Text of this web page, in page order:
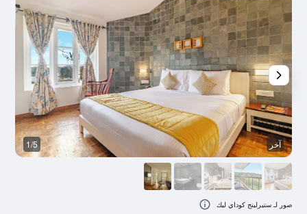
آخر 1/5
صور لـ ستيرلينج كوداي ليك